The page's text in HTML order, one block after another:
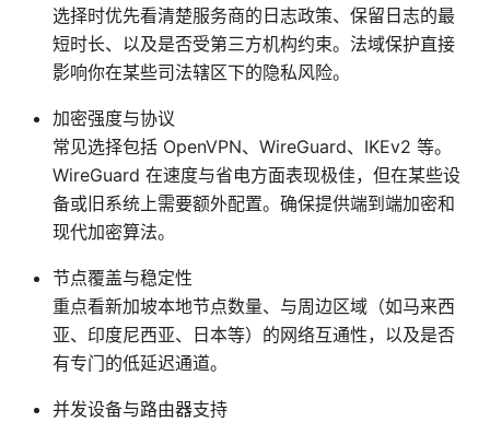
选择时优先看清楚服务商的日志政策、保留日志的最
短时长、以及是否受第三方机构约束。法域保护直接
影响你在某些司法辖区下的隐私风险。
加密强度与协议
常见选择包括 OpenVPN、WireGuard、IKEv2 等。
WireGuard 在速度与省电方面表现极佳，但在某些设
备或旧系统上需要额外配置。确保提供端到端加密和
现代加密算法。
节点覆盖与稳定性
重点看新加坡本地节点数量、与周边区域（如马来西
亚、印度尼西亚、日本等）的网络互通性，以及是否
有专门的低延迟通道。
并发设备与路由器支持